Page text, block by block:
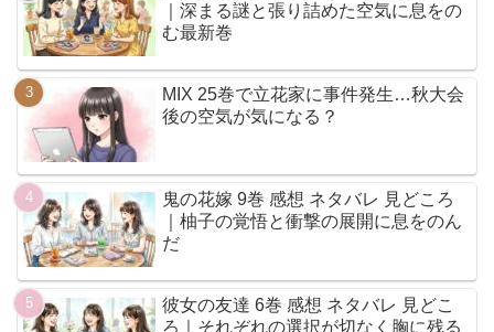
｜深まる謎と張り詰めた空気に息をの
む最新巻
MIX 25巻で立花家に事件発生…秋大会
後の空気が気になる？
鬼の花嫁 9巻 感想 ネタバレ 見どころ
｜柚子の覚悟と衝撃の展開に息をのん
だ
彼女の友達 6巻 感想 ネタバレ 見どこ
ろ｜それぞれの選択が切なく胸に残る